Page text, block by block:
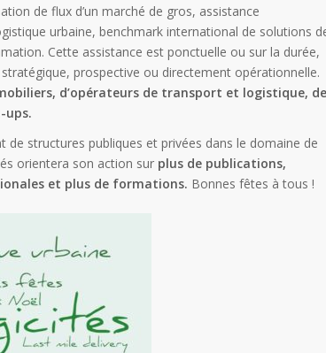
de flux d’un marché de gros, assistance
urbaine, benchmark international de solutions
Cette assistance est ponctuelle ou sur la durée,
prospective ou directement opérationnelle.
d’opérateurs de transport et logistique, de
ups.
structures publiques et privées dans le domaine de
orientera son action sur plus de publications,
et plus de formations. Bonnes fêtes à tous !